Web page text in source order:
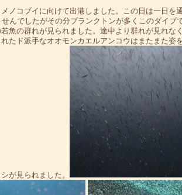
ノコブイに向けて出港しました。この日は一日を
んでしたがその分プランクトンが多くこのダイブ
魚の群れが見られました。途中より群れが見れな
たド派手なオオモンカエルアンコウはまたまた姿
が見られました。